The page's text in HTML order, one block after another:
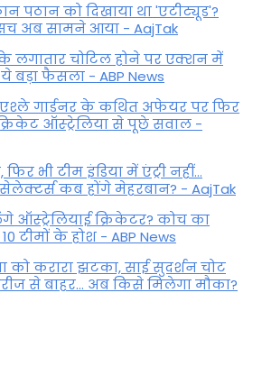
पठान को दिखाया था 'एटीट्यूड'?
अब सामने आया - AajTak
के लगातार चोटिल होने पर एक्शन में
बड़ा फैसला - ABP News
गार्डनर के कथित अफेयर पर फिर
ऑस्ट्रेलिया से पूछे सवाल -
भी टीम इंडिया में एंट्री नहीं...
सेलेक्टर्स कब होंगे मेहरबान? - AajTak
ऑस्ट्रेलियाई क्रिकेटर? कोच का
टीमों के होश - ABP News
को करारा झटका, साई सुदर्शन चोट
से बाहर... अब किसे म‍िलेगा मौका?